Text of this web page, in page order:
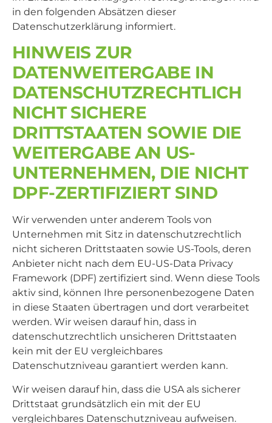
in den folgenden Absätzen dieser
Datenschutzerklärung informiert.
HINWEIS ZUR
DATENWEITERGABE IN
DATENSCHUTZRECHTLICH
NICHT SICHERE
DRITTSTAATEN SOWIE DIE
WEITERGABE AN US-
UNTERNEHMEN, DIE NICHT
DPF-ZERTIFIZIERT SIND
Wir verwenden unter anderem Tools von
Unternehmen mit Sitz in datenschutzrechtlich
nicht sicheren Drittstaaten sowie US-Tools, deren
Anbieter nicht nach dem EU-US-Data Privacy
Framework (DPF) zertifiziert sind. Wenn diese Tools
aktiv sind, können Ihre personenbezogene Daten
in diese Staaten übertragen und dort verarbeitet
werden. Wir weisen darauf hin, dass in
datenschutzrechtlich unsicheren Drittstaaten
kein mit der EU vergleichbares
Datenschutzniveau garantiert werden kann.
Wir weisen darauf hin, dass die USA als sicherer
Drittstaat grundsätzlich ein mit der EU
vergleichbares Datenschutzniveau aufweisen.